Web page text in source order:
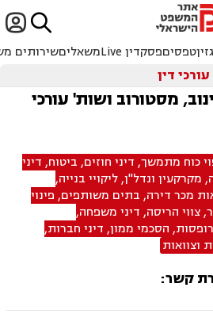
ﱐ
טפסיםפסקדין Live משאליםשירותים
דין
מסטורוב ושות' עורכי
כוח מתמשך, דיני חוזים, ביטוח, דיני
, מקרקעין ונדל"ן,ליקויי בנייה,
מכר דירה, בתים משותפים, פינוי
,צווי הריסה, דיני משפחה,
, הסכמי ממון, דיני חברות,
וצוואות
קשר: